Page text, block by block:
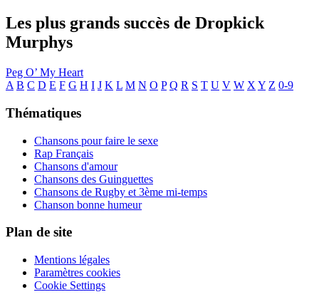
Les plus grands succès de Dropkick
Murphys
Peg O’ My Heart
A B C D E F G H I J K L M N O P Q R S T U V W X Y Z 0-9
Thématiques
Chansons pour faire le sexe
Rap Français
Chansons d'amour
Chansons des Guinguettes
Chansons de Rugby et 3ème mi-temps
Chanson bonne humeur
Plan de site
Mentions légales
Paramètres cookies
Cookie Settings